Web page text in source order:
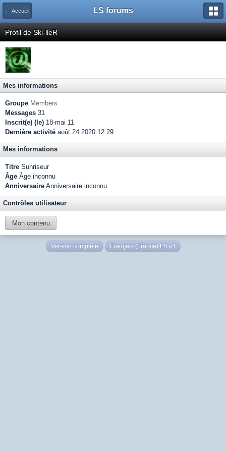
← Accueil LS forums
Profil de Ski-lleR
Mes informations
Groupe Members
Messages 31
Inscrit(e) (le) 18-mai 11
Dernière activité août 24 2020 12:29
Mes informations
Titre Sunriseur
Âge Âge inconnu
Anniversaire Anniversaire inconnu
Contrôles utilisateur
Mon contenu
Version complète Français (France) LS v4